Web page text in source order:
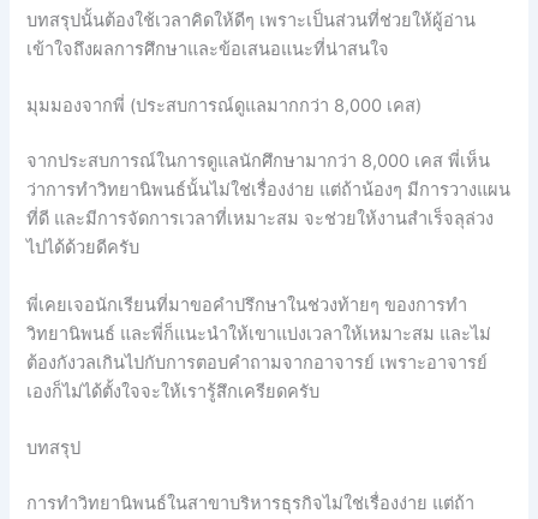
บทสรุปนั้นต้องใช้เวลาคิดให้ดีๆ เพราะเป็นส่วนที่ช่วยให้ผู้อ่าน
เข้าใจถึงผลการศึกษาและข้อเสนอแนะที่น่าสนใจ
มุมมองจากพี่ (ประสบการณ์ดูแลมากกว่า 8,000 เคส)
จากประสบการณ์ในการดูแลนักศึกษามากว่า 8,000 เคส พี่เห็น
ว่าการทำวิทยานิพนธ์นั้นไม่ใช่เรื่องง่าย แต่ถ้าน้องๆ มีการวางแผน
ที่ดี และมีการจัดการเวลาที่เหมาะสม จะช่วยให้งานสำเร็จลุล่วง
ไปได้ด้วยดีครับ
พี่เคยเจอนักเรียนที่มาขอคำปรึกษาในช่วงท้ายๆ ของการทำ
วิทยานิพนธ์ และพี่ก็แนะนำให้เขาแบ่งเวลาให้เหมาะสม และไม่
ต้องกังวลเกินไปกับการตอบคำถามจากอาจารย์ เพราะอาจารย์
เองก็ไม่ได้ตั้งใจจะให้เรารู้สึกเครียดครับ
บทสรุป
การทำวิทยานิพนธ์ในสาขาบริหารธุรกิจไม่ใช่เรื่องง่าย แต่ถ้า